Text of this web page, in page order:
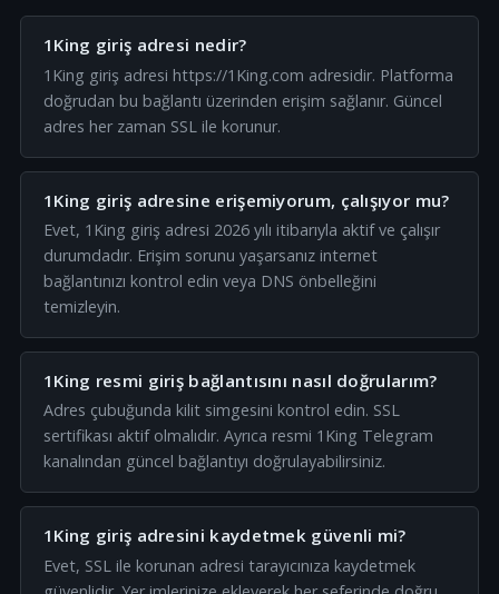
1King giriş adresi nedir?
1King giriş adresi https://1King.com adresidir. Platforma
doğrudan bu bağlantı üzerinden erişim sağlanır. Güncel
adres her zaman SSL ile korunur.
1King giriş adresine erişemiyorum, çalışıyor mu?
Evet, 1King giriş adresi 2026 yılı itibarıyla aktif ve çalışır
durumdadır. Erişim sorunu yaşarsanız internet
bağlantınızı kontrol edin veya DNS önbelleğini
temizleyin.
1King resmi giriş bağlantısını nasıl doğrularım?
Adres çubuğunda kilit simgesini kontrol edin. SSL
sertifikası aktif olmalıdır. Ayrıca resmi 1King Telegram
kanalından güncel bağlantıyı doğrulayabilirsiniz.
1King giriş adresini kaydetmek güvenli mi?
Evet, SSL ile korunan adresi tarayıcınıza kaydetmek